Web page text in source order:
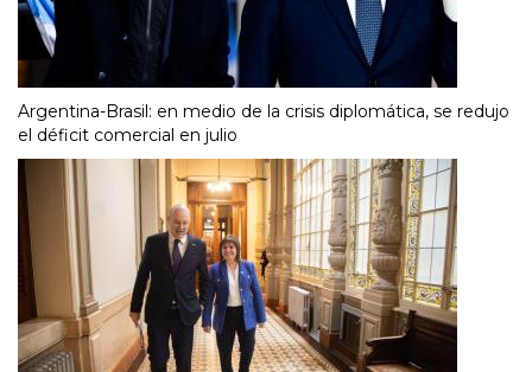
Argentina-Brasil: en medio de la crisis diplomática, se redujo
el déficit comercial en julio